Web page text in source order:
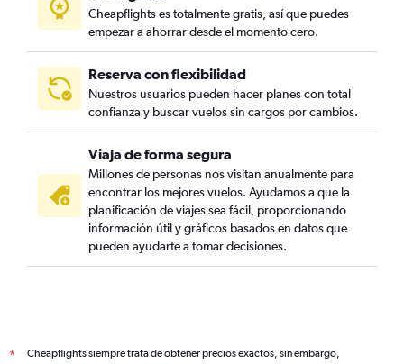
Cheapflights es totalmente gratis, así que puedes
empezar a ahorrar desde el momento cero.
Reserva con flexibilidad
Nuestros usuarios pueden hacer planes con total
confianza y buscar vuelos sin cargos por cambios.
Viaja de forma segura
Millones de personas nos visitan anualmente para
encontrar los mejores vuelos. Ayudamos a que la
planificación de viajes sea fácil, proporcionando
información útil y gráficos basados en datos que
pueden ayudarte a tomar decisiones.
*
Cheapflights siempre trata de obtener precios exactos, sin embargo,